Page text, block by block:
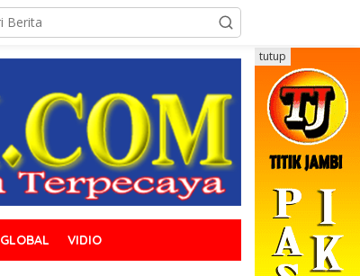
GLOBAL VIDIO
tutup